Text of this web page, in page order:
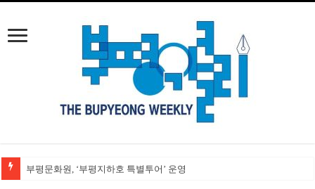
손가락만 보고 달을 놓치는 검찰개혁 논쟁